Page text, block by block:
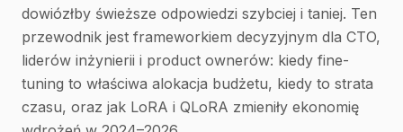
dowiózłby świeższe odpowiedzi szybciej i taniej. Ten
przewodnik jest frameworkiem decyzyjnym dla CTO,
liderów inżynierii i product ownerów: kiedy fine-
tuning to właściwa alokacja budżetu, kiedy to strata
czasu, oraz jak LoRA i QLoRA zmieniły ekonomię